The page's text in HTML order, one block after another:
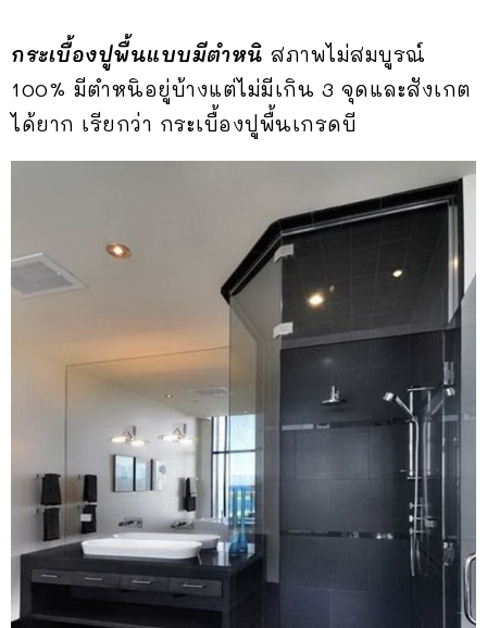
กระเบื้องปูพื้นแบบมีตำหนิ สภาพไม่สมบูรณ์
100% มีตำหนิอยู่บ้างแต่ไม่มีเกิน 3 จุดและสังเกต
ได้ยาก เรียกว่า กระเบื้องปูพื้นเกรดบี